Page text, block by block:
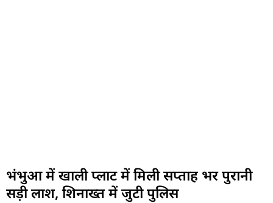
भंभुआ में खाली प्लाट में मिली सप्ताह भर पुरानी
सड़ी लाश, शिनाख्त में जुटी पुलिस